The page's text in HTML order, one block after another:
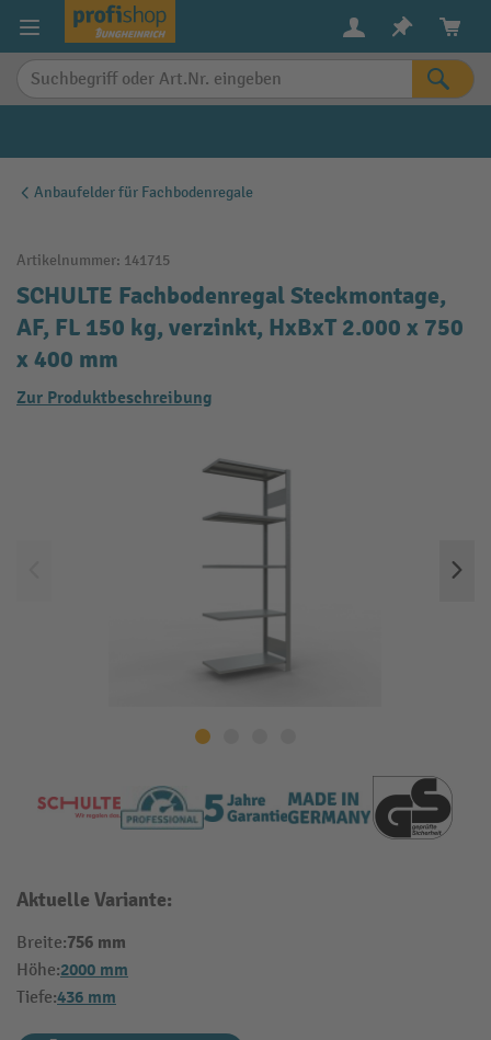
springen
Anbaufelder für Fachbodenregale
Artikelnummer: 141715
SCHULTE Fachbodenregal Steckmontage,
AF, FL 150 kg, verzinkt, HxBxT 2.000 x 750
x 400 mm
Zur Produktbeschreibung
Aktuelle Variante:
Breite:756 mm
Höhe:2000 mm
Tiefe:436 mm